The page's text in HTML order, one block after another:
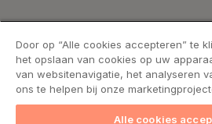
Door op “Alle cookies accepteren” te
het opslaan van cookies op uw
van websitenavigatie, het analyseren
ons te helpen bij onze
Alle cookies